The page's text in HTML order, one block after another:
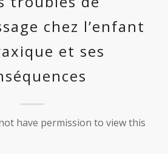
chez l’enfant
et ses
have permission to view this